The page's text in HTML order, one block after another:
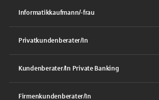
Informatikkaufmann/-frau
Privatkundenberater/In
Kundenberater/In Private Banking
Firmenkundenberater/In